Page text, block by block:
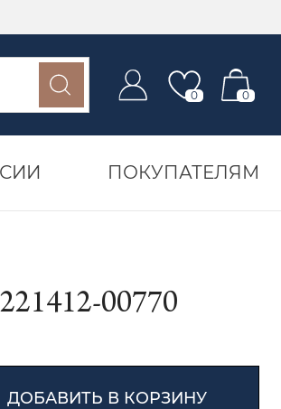
0 0
ПОКУПАТЕЛЯМ
00770
ДОБАВИТЬ В КОРЗИНУ